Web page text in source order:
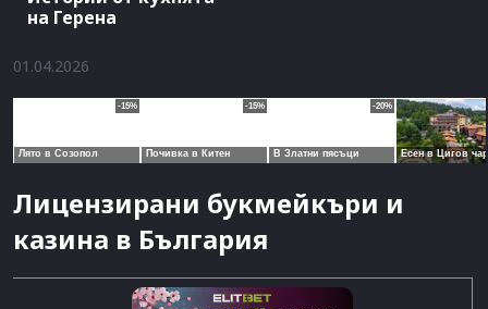
на Герена
01.04.2026
Лицензирани букмейкъри и
казина в България